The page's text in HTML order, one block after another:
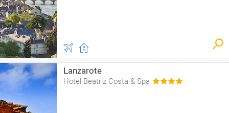
Lanzarote
Hotel Beatriz Costa & Spa